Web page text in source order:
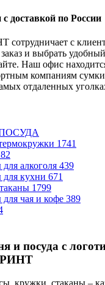
доставкой по России
с
и выбрать
Наш офис
компаниям
отдаленных
1741
82
алкоголя 439
для кухни 671
1799
для чая и кофе 389
и посуда с